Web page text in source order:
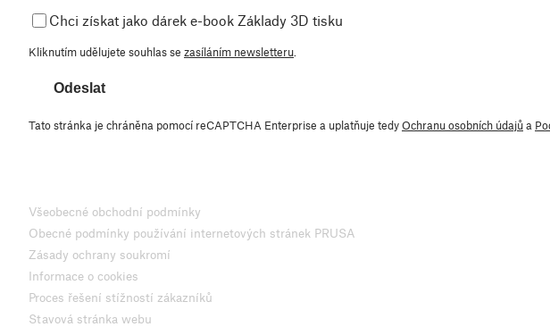
Chci získat jako dárek e-book Základy 3D tisku
Kliknutím udělujete souhlas se zasíláním newsletteru
Odeslat
Tato stránka je chráněna pomocí reCAPTCHA Enterprise a uplatňuje tedyOchranu osobních údajůa
Všeobecné obchodní podmínky
Obecné podmínky používání internetových stránek PRUSA
Zásady ochrany soukromí
Informace o cookies
Proces řešení stížností zákazníků
Stavová stránka webu